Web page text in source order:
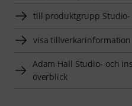
till produktgrupp
visa
Adam Hall Studio- och
överblick